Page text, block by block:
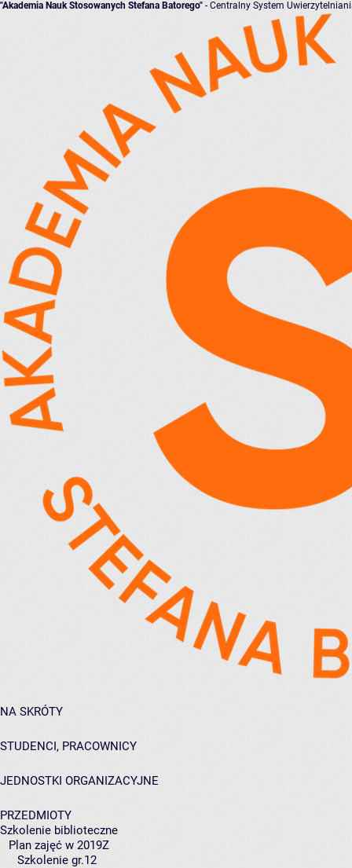
"Akademia Nauk Stosowanych Stefana Batorego" - Centralny System
NA SKRÓTY
STUDENCI, PRACOWNICY
JEDNOSTKI ORGANIZACYJNE
PRZEDMIOTY
Szkolenie biblioteczne
Plan zajęć w 2019Z
Szkolenie gr.12